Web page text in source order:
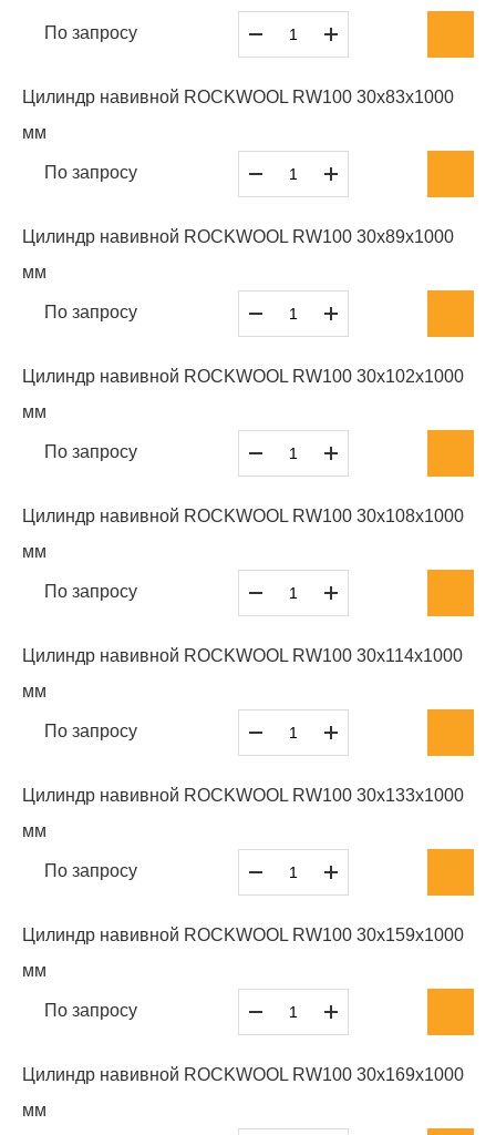
По запросу
Цилиндр навивной ROCKWOOL RW100 30x83x1000
мм
По запросу
Цилиндр навивной ROCKWOOL RW100 30x89x1000
мм
По запросу
Цилиндр навивной ROCKWOOL RW100 30x102x1000
мм
По запросу
Цилиндр навивной ROCKWOOL RW100 30x108x1000
мм
По запросу
Цилиндр навивной ROCKWOOL RW100 30x114x1000
мм
По запросу
Цилиндр навивной ROCKWOOL RW100 30x133x1000
мм
По запросу
Цилиндр навивной ROCKWOOL RW100 30x159x1000
мм
По запросу
Цилиндр навивной ROCKWOOL RW100 30x169x1000
мм